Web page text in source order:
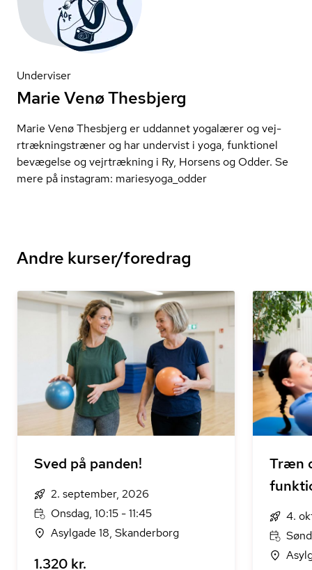
Underviser
Marie Venø Thesbjerg
Marie Venø Thesbjerg er uddannet yogalærer og vej­
rtræk­nings­træ­ner og har undervist i yoga, funktionel
bevægelse og vejrtrækning i Ry, Horsens og Odder. Se
mere på instagram: mariesyoga_odder
Andre kurser/foredrag
Sved på panden!
2. september, 2026
Onsdag, 10:15 - 11:45
Asylgade 18, Skanderborg
1.320 kr.
Træn
4.